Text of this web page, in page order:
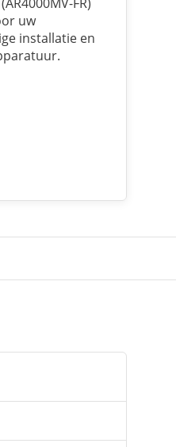
uw
installatie en